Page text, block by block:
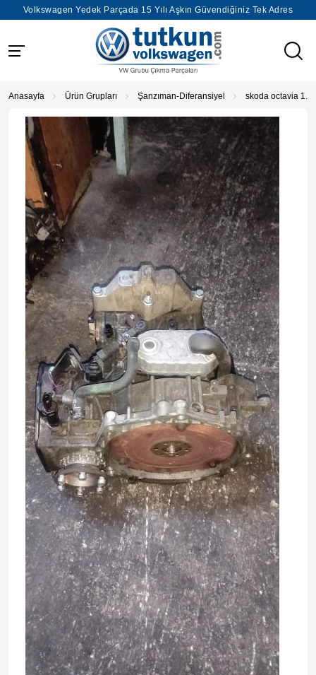
Volkswagen Yedek Parçada 15 Yılı Aşkın Güvendiğiniz Tek Adres
Anasayfa Ürün Grupları Şanzıman-Diferansiyel skoda octavia 1.9